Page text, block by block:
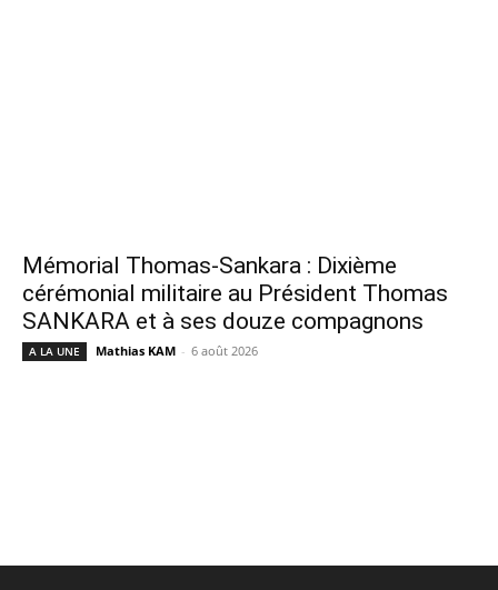
Mémorial Thomas-Sankara : Dixième
cérémonial militaire au Président Thomas
SANKARA et à ses douze compagnons
A LA UNE Mathias KAM - 6 août 2026